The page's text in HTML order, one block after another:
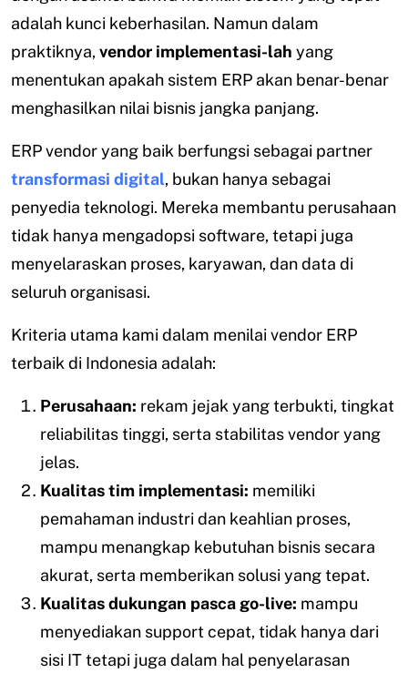
adalah kunci keberhasilan. Namun dalam
praktiknya, vendor implementasi-lah yang
menentukan apakah sistem ERP akan benar-benar
menghasilkan nilai bisnis jangka panjang.
ERP vendor yang baik berfungsi sebagai partner
transformasi digital, bukan hanya sebagai
penyedia teknologi. Mereka membantu perusahaan
tidak hanya mengadopsi software, tetapi juga
menyelaraskan proses, karyawan, dan data di
seluruh organisasi.
Kriteria utama kami dalam menilai vendor ERP
terbaik di Indonesia adalah:
Perusahaan: rekam jejak yang terbukti, tingkat
reliabilitas tinggi, serta stabilitas vendor yang
jelas.
Kualitas tim implementasi: memiliki
pemahaman industri dan keahlian proses,
mampu menangkap kebutuhan bisnis secara
akurat, serta memberikan solusi yang tepat.
Kualitas dukungan pasca go-live: mampu
menyediakan support cepat, tidak hanya dari
sisi IT tetapi juga dalam hal penyelarasan